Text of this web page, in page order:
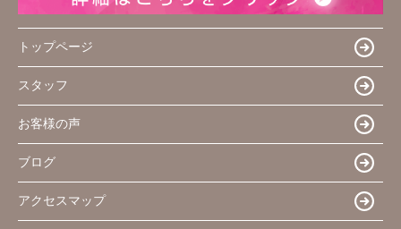
トップページ
スタッフ
お客様の声
ブログ
アクセスマップ